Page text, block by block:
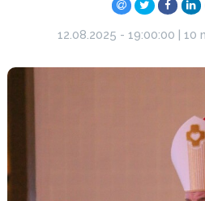
12.08.2025 - 19:00:00 |